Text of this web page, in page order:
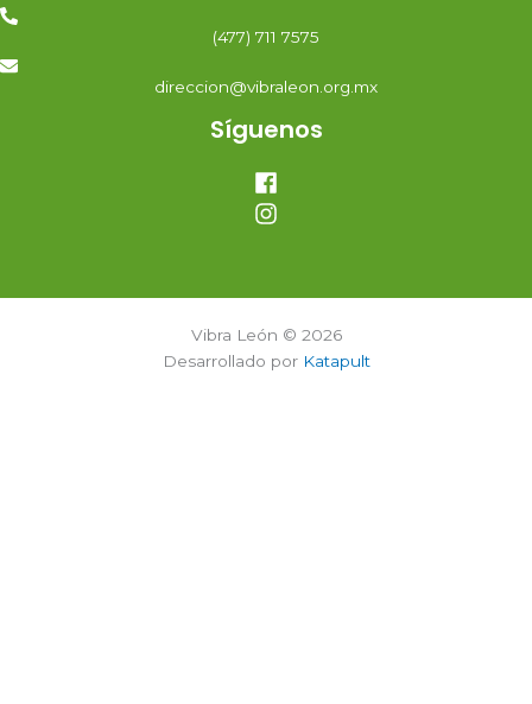
(477) 711 7575
direccion@vibraleon.org.mx
Síguenos
Vibra León © 2026
Desarrollado por Katapult